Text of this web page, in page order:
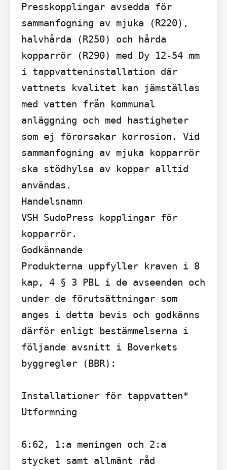
Presskopplingar avsedda för
sammanfogning av mjuka (R220),
halvhårda (R250) och hårda
kopparrör (R290) med Dy 12-54 mm
i tappvatteninstallation där
vattnets kvalitet kan jämställas
med vatten från kommunal
anläggning och med hastigheter
som ej förorsakar korrosion. Vid
sammanfogning av mjuka kopparrör
ska stödhylsa av koppar alltid
användas.
Handelsnamn
VSH SudoPress kopplingar för
kopparrör.
Godkännande
Produkterna uppfyller kraven i 8
kap, 4 § 3 PBL i de avseenden och
under de förutsättningar som
anges i detta bevis och godkänns
därför enligt bestämmelserna i
följande avsnitt i Boverkets
byggregler (BBR):
Installationer för tappvatten*
Utformning
6:62, 1:a meningen och 2:a
stycket samt allmänt råd